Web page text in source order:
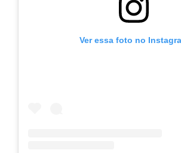
Ver essa foto no